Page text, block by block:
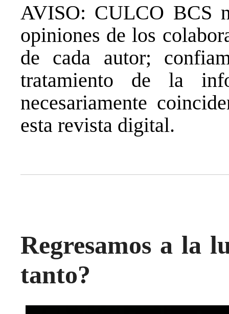
AVISO: CULCO BCS
opiniones de los
de cada autor;
tratamiento de la
necesariamente
esta revista digital.
Regresamos a la
tanto?